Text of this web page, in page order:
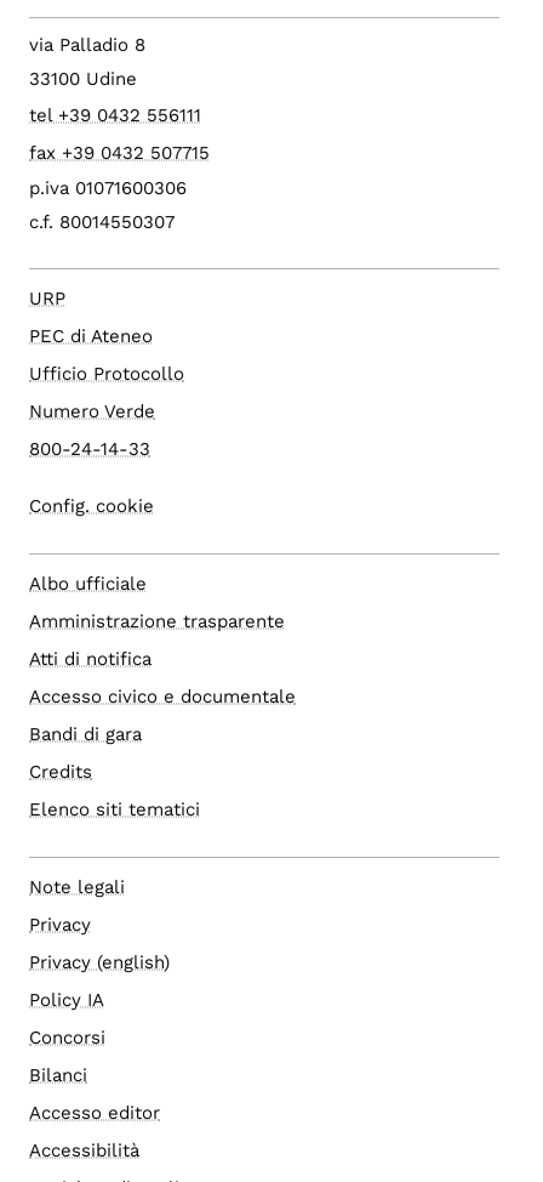
via Palladio 8
33100 Udine
tel +39 0432 556111
fax +39 0432 507715
p.iva 01071600306
c.f. 80014550307
URP
PEC di Ateneo
Ufficio Protocollo
Numero Verde
800-24-14-33
Config. cookie
Albo ufficiale
Amministrazione trasparente
Atti di notifica
Accesso civico e documentale
Bandi di gara
Credits
Elenco siti tematici
Note legali
Privacy
Privacy (english)
Policy IA
Concorsi
Bilanci
Accesso editor
Accessibilità